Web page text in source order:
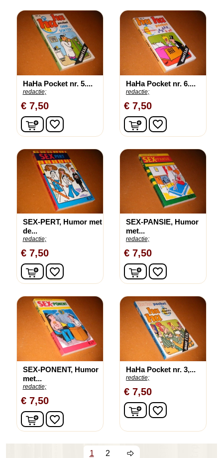
HaHa Pocket nr. 5....
redactie;
€ 7,50
In winkelwagen
favorite_border
HaHa Pocket nr. 6....
redactie;
€ 7,50
In winkelwagen
favorite_border
SEX-PERT, Humor met
de...
redactie;
€ 7,50
In winkelwagen
favorite_border
SEX-PANSIE, Humor
met...
redactie;
€ 7,50
In winkelwagen
favorite_border
SEX-PONENT, Humor
met...
redactie;
€ 7,50
In winkelwagen
favorite_border
HaHa Pocket nr. 3,...
redactie;
€ 7,50
In winkelwagen
favorite_border
1 2